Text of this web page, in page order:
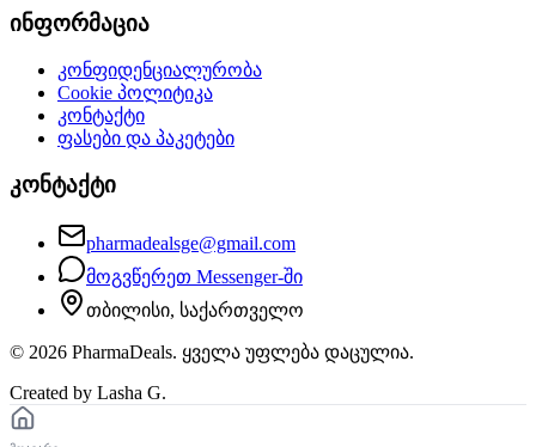
ინფორმაცია
კონფიდენციალურობა
Cookie პოლიტიკა
კონტაქტი
ფასები და პაკეტები
კონტაქტი
pharmadealsge@gmail.com
მოგვწერეთ Messenger-ში
თბილისი, საქართველო
© 2026 PharmaDeals. ყველა უფლება დაცულია.
Created by Lasha G.